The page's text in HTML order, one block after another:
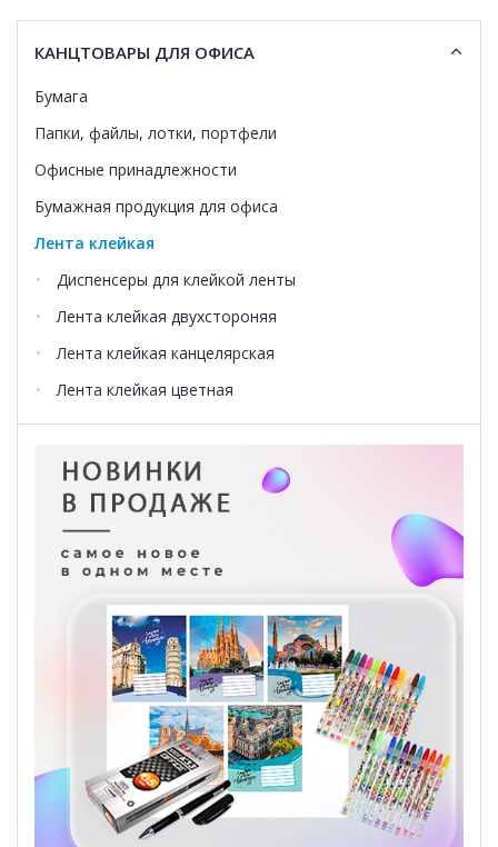
КАНЦТОВАРЫ ДЛЯ ОФИСА
Бумага
Папки, файлы, лотки, портфели
Офисные принадлежности
Бумажная продукция для офиса
Лента клейкая
Диспенсеры для клейкой ленты
Лента клейкая двухстороняя
Лента клейкая канцелярская
Лента клейкая цветная